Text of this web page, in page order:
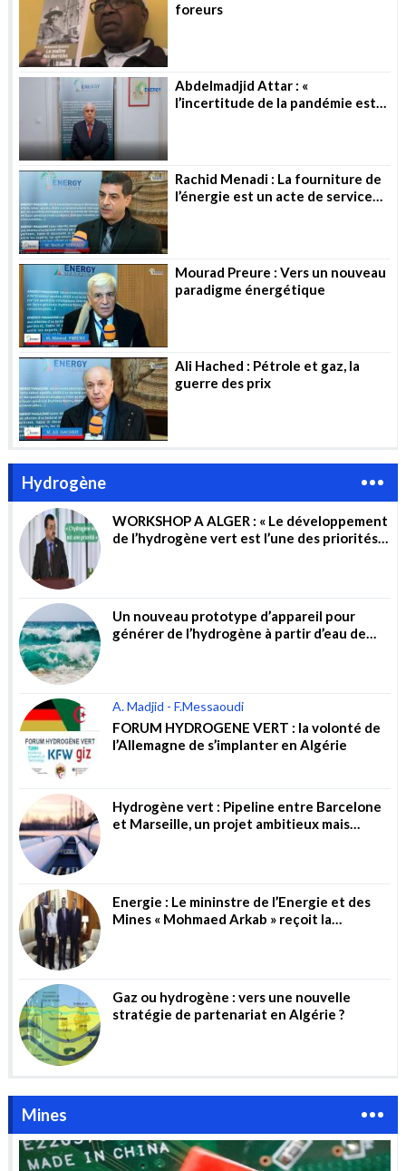
foreurs
Abdelmadjid Attar : «
l’incertitude de la pandémie est
Rachid Menadi : La fourniture de
l’énergie est un acte de service
Mourad Preure : Vers un nouveau
paradigme énergétique
Ali Hached : Pétrole et gaz, la
guerre des prix
Hydrogène
WORKSHOP A ALGER : « Le développement
de l’hydrogène vert est l’une des priorités
Un nouveau prototype d’appareil pour
générer de l’hydrogène à partir d’eau de
A. Madjid - F.Messaoudi
FORUM HYDROGENE VERT : la volonté de
l’Allemagne de s’implanter en Algérie
Hydrogène vert : Pipeline entre Barcelone
et Marseille, un projet ambitieux mais
Energie : Le mininstre de l’Energie et des
Mines « Mohmaed Arkab » reçoit la
Gaz ou hydrogène : vers une nouvelle
stratégie de partenariat en Algérie ?
Mines